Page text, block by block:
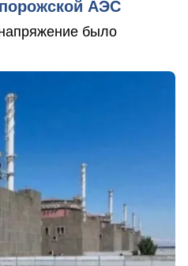
АЭС
было